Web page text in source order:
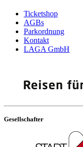
Ticketshop
AGBs
Parkordnung
Kontakt
LAGA GmbH
Gesellschafter